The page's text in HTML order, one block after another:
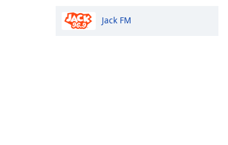
Jack FM